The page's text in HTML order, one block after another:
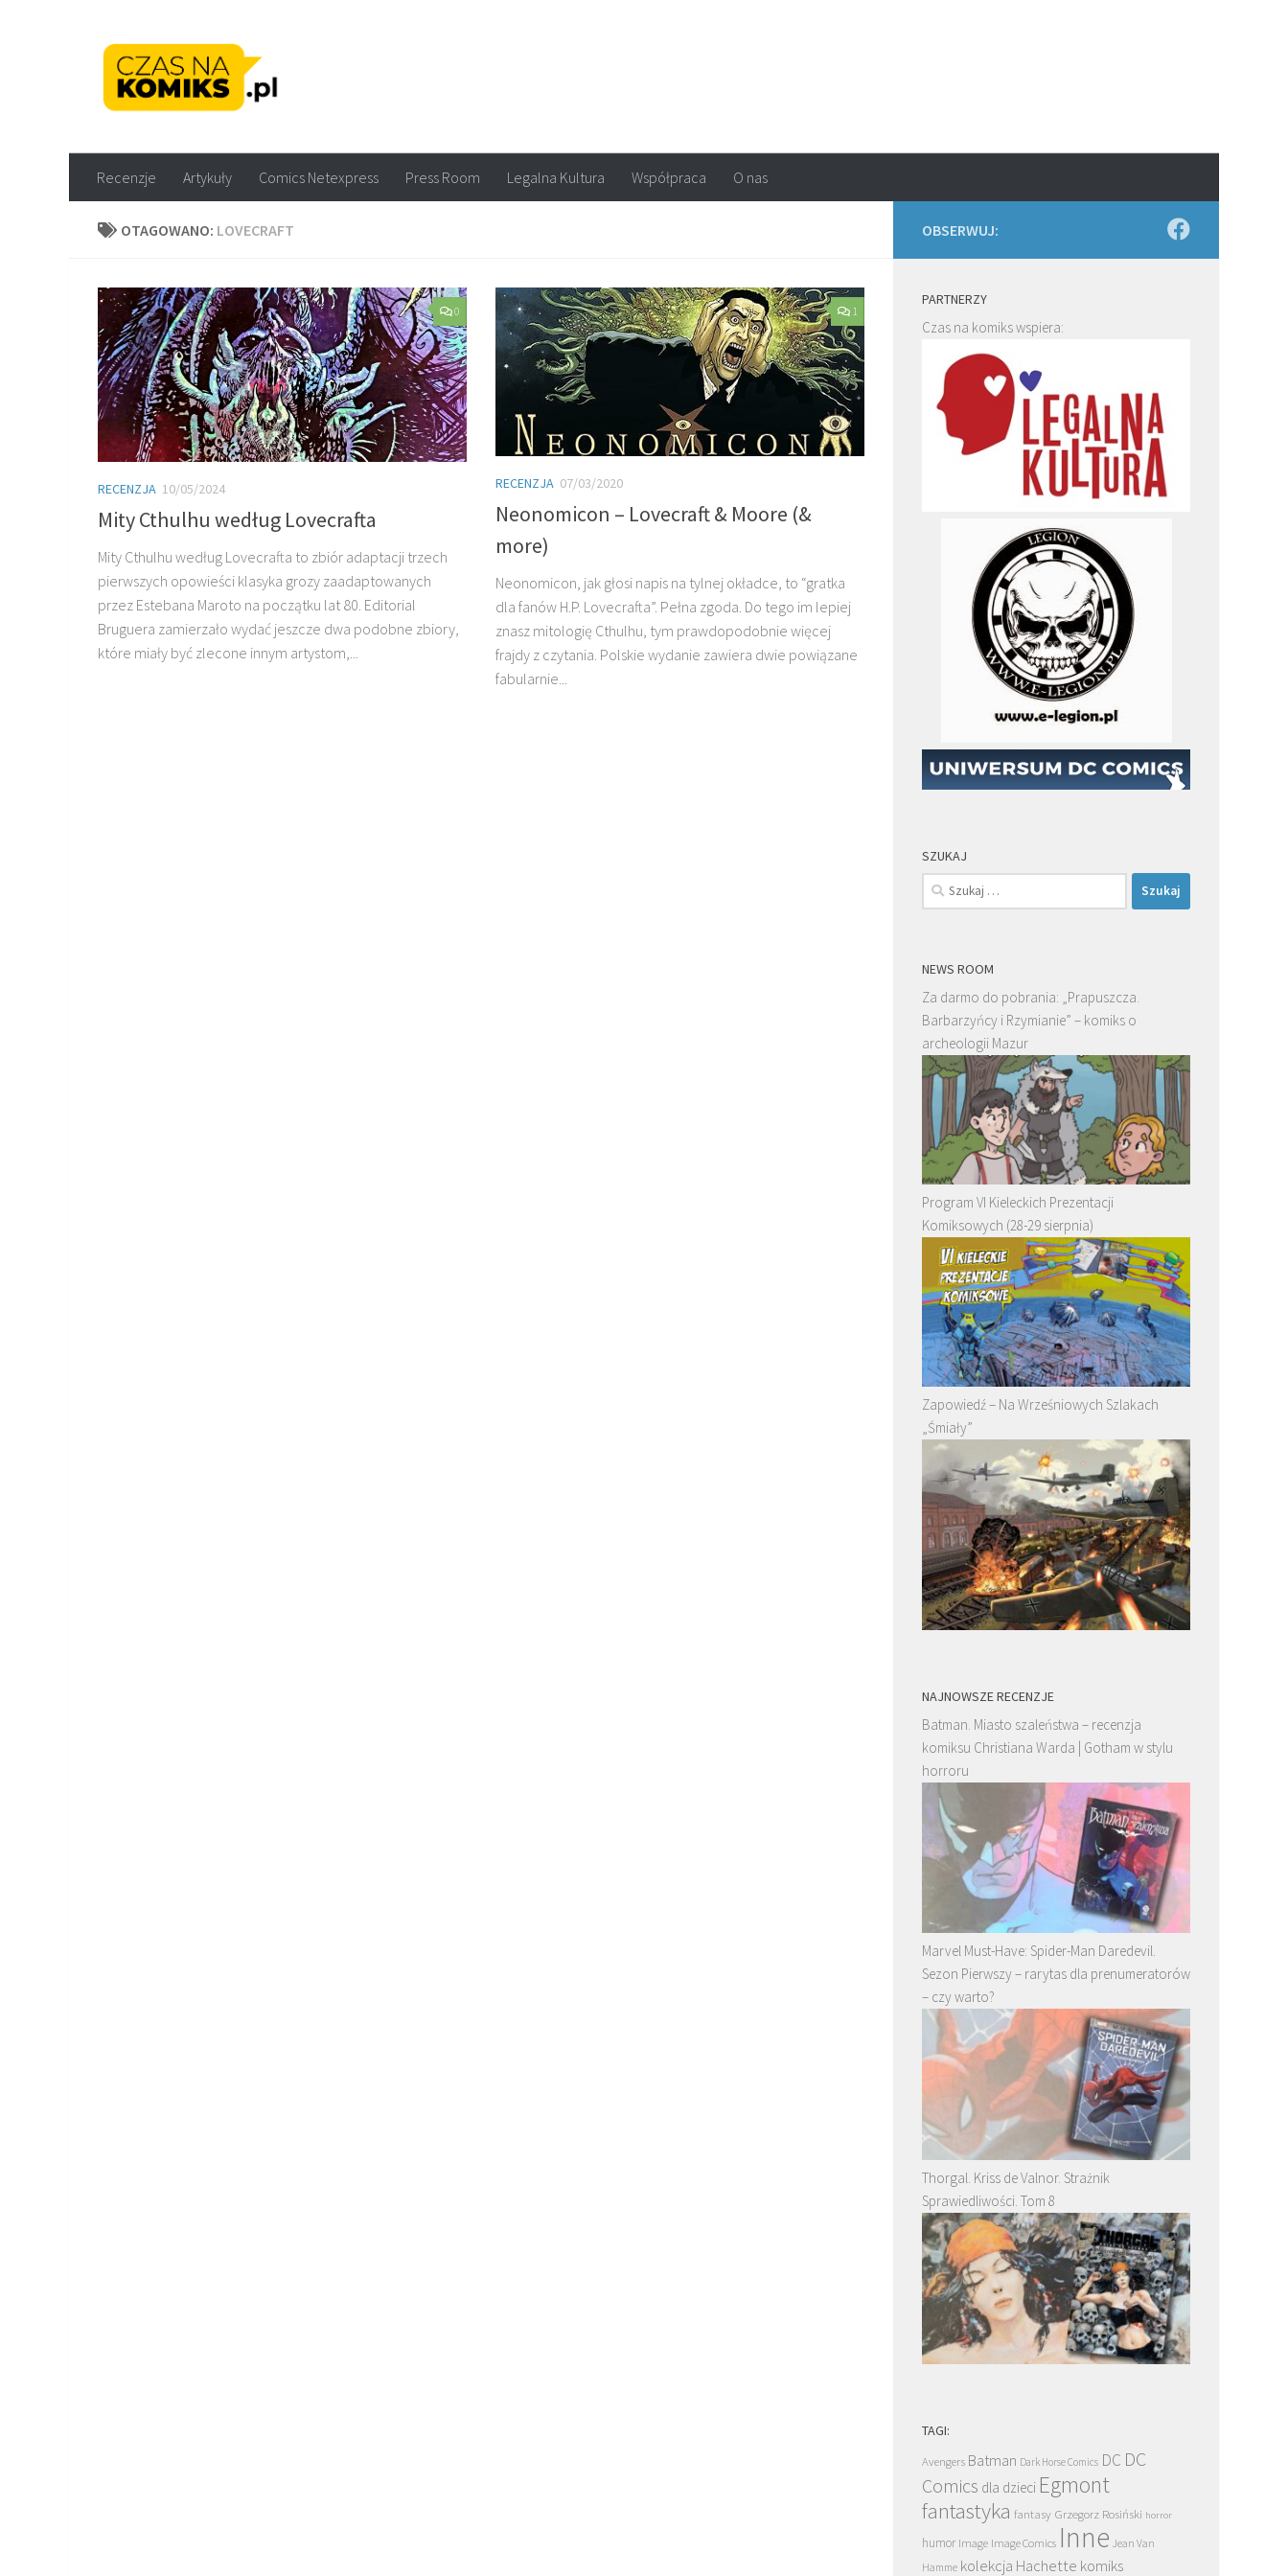
Recenzje Artykuły Comics Netexpress Press Room Legalna Kultura Współpraca O nas
OTAGOWANO: LOVECRAFT
0
RECENZJA 10/05/2024
Mity Cthulhu według Lovecrafta
Mity Cthulhu według Lovecrafta to zbiór adaptacji trzech
pierwszych opowieści klasyka grozy zaadaptowanych
przez Estebana Maroto na początku lat 80. Editorial
Bruguera zamierzało wydać jeszcze dwa podobne zbiory,
które miały być zlecone innym artystom,...
1
RECENZJA 07/03/2020
Neonomicon – Lovecraft & Moore (&
more)
Neonomicon, jak głosi napis na tylnej okładce, to “gratka
dla fanów H.P. Lovecrafta”. Pełna zgoda. Do tego im lepiej
znasz mitologię Cthulhu, tym prawdopodobnie więcej
frajdy z czytania. Polskie wydanie zawiera dwie powiązane
fabularnie...
OBSERWUJ:
PARTNERZY
Czas na komiks wspiera:
SZUKAJ
Szukaj:
NEWS ROOM
Za darmo do pobrania: „Prapuszcza.
Barbarzyńcy i Rzymianie” – komiks o
archeologii Mazur
Program VI Kieleckich Prezentacji
Komiksowych (28-29 sierpnia)
Zapowiedź – Na Wrześniowych Szlakach
„Śmiały”
NAJNOWSZE RECENZJE
Batman. Miasto szaleństwa – recenzja
komiksu Christiana Warda | Gotham w stylu
horroru
Marvel Must-Have: Spider-Man Daredevil.
Sezon Pierwszy – rarytas dla prenumeratorów
– czy warto?
Thorgal. Kriss de Valnor. Strażnik
Sprawiedliwości. Tom 8
TAGI:
Avengers Batman Dark Horse Comics DC DC
Comics dla dzieci Egmont
fantastyka fantasy Grzegorz Rosiński horror
humor Image Image Comics Inne Jean Van
Hamme kolekcja Hachette komiks